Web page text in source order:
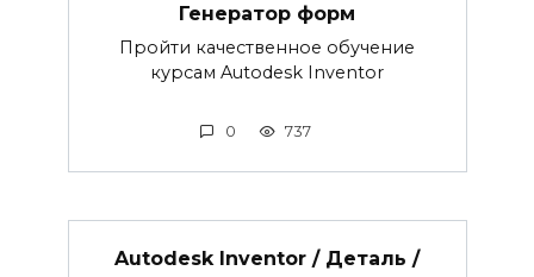
Генератор форм
Пройти качественное обучение
курсам Autodesk Inventor
0 737
Autodesk Inventor / Деталь /